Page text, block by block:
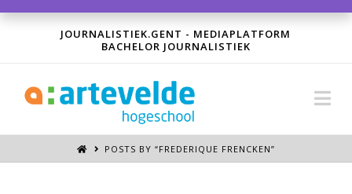
JOURNALISTIEK.GENT - MEDIAPLATFORM
BACHELOR JOURNALISTIEK
POSTS BY “FREDERIQUE FRENCKEN”